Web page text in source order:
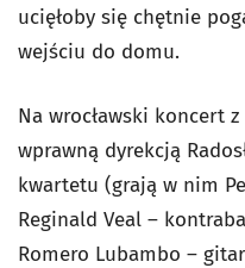
ucięłoby się chętnie
wejściu do domu.
Na wrocławski koncert
wprawną dyrekcją
kwartetu (grają w nim
Reginald Veal –
Romero Lubambo –